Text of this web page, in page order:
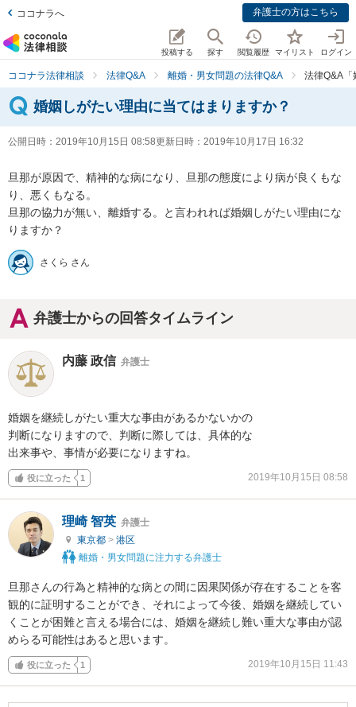
ココナラへ 弁護士の方はこちら
投稿する 探す 閲覧履歴 マイリスト ログイン
ココナラ法律相談 法律Q&A 離婚・男女問題の法律Q&A 法律Q&A「
婚姻しがたい理由に当てはまりますか？
公開日時： 2019年10月15日 08:58更新日時： 2019年10月17日 16:32
旦那が原因で、精神的な病になり、旦那の態度により病が良くもな
り、悪くもなる。
旦那の協力が無い、離婚する。と言われれば婚姻しがたい理由にな
りますか？
さくら さん
弁護士からの回答タイムライン
内藤 政信 弁護士
婚姻を継続しがたい重大な事由があるかないかの
判断になりますので、判断に際しては、具体的な
出来事や、事情が必要になりますね。
役に立った 1 2019年10月15日 08:58
理崎 智英 弁護士
東京都 > 港区
離婚・男女問題に注力する弁護士
旦那さんの行為と精神的な病との間に因果関係が存在することを客
観的に証明することができ、それによって今後、婚姻を継続してい
くことが困難と言える場合には、婚姻を継続し難い重大な事由が認
めらる可能性はあると思います。
役に立った 1 2019年10月15日 11:43